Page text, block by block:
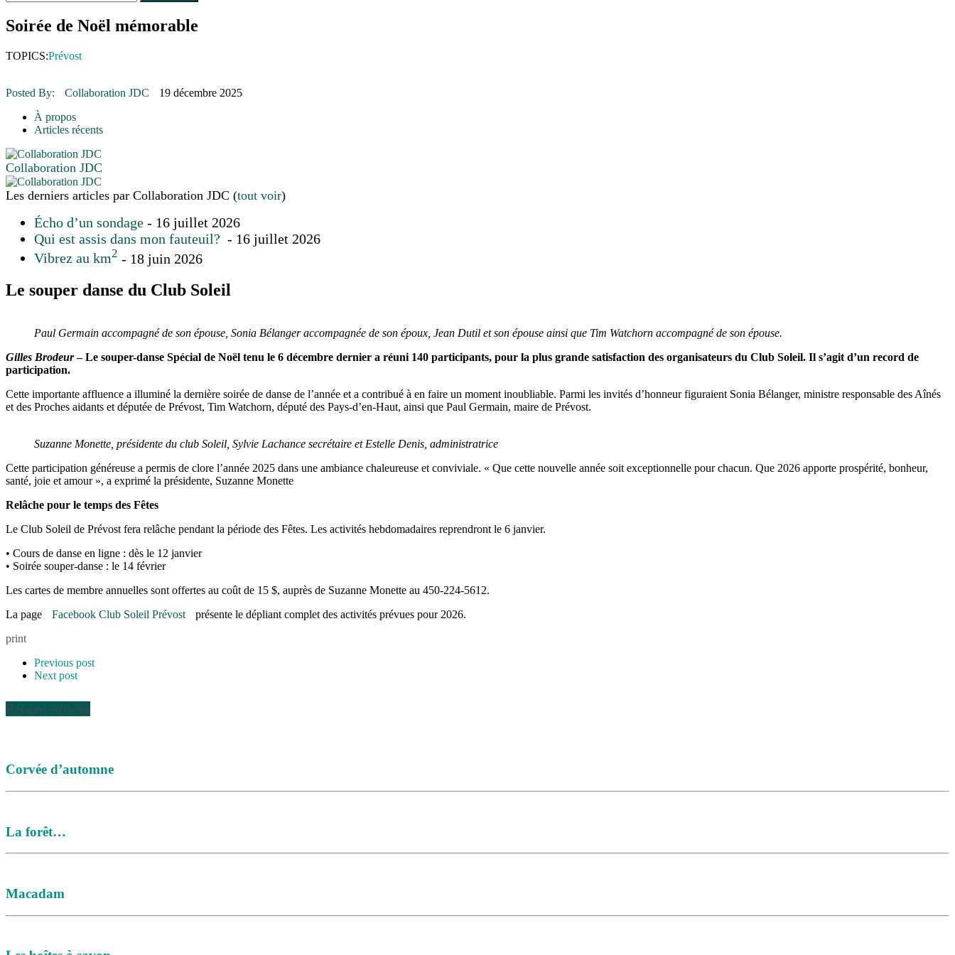
30 juin 2015
Fantaisie et créativité en mode jeunesse
16 juillet 2026 | Une Saint-Jean rassembleuse
16 juillet 2026
Soirée de Noël mémorable
TOPICS:Prévost
Posted By: Collaboration JDC
19 décembre 2025
À propos
Articles récents
Collaboration JDC
Les derniers articles par Collaboration JDC (tout voir)
Écho d’un sondage - 16 juillet 2026
Qui est assis dans mon fauteuil? - 16 juillet 2026
Vibrez au km2 - 18 juin 2026
Le souper danse du Club Soleil
Paul Germain accompagné de son épouse, Sonia Bélanger accompagnée de son époux, Jean Dutil et son épouse ainsi que Tim Watchorn accompagné de son épouse.
Gilles Brodeur– Le souper-danse Spécial de Noël tenu le 6 décembre dernier a réuni 140 participants, pour la plus grande satisfaction des organisateurs du Club Soleil. Il s’agit d’un record de
participation.
Cette importante affluence a illuminé la dernière soirée de danse de l’année et a contribué à en faire un moment inoubliable. Parmi les invités d’honneur figuraient Sonia Bélanger, ministre responsable des Aînés
et des Proches aidants et députée de Prévost, Tim Watchorn, député des Pays-d’en-Haut, ainsi que Paul Germain, maire de Prévost.
Suzanne Monette, présidente du club Soleil, Sylvie Lachance secrétaire et Estelle Denis, administratrice
Cette participation généreuse a permis de clore l’année 2025 dans une ambiance chaleureuse et conviviale. « Que cette nouvelle année soit exceptionnelle pour chacun. Que 2026 apporte prospérité, bonheur,
santé, joie et amour », a exprimé la présidente, Suzanne Monette
Relâche pour le temps des Fêtes
Le Club Soleil de Prévost fera relâche pendant la période des Fêtes. Les activités hebdomadaires reprendront le 6 janvier.
• Cours de danse en ligne : dès le 12 janvier
• Soirée souper-danse : le 14 février
Les cartes de membre annuelles sont offertes au coût de 15 $, auprès de Suzanne Monette au 450-224-5612.
La page
Facebook Club Soleil Prévost
présente le dépliant complet des activités prévues pour 2026.
print
Previous post
Next post
Related Articles
Corvée d’automne
La forêt…
Macadam